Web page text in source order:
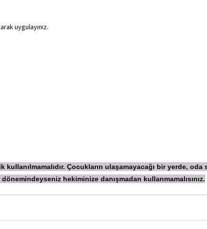
uygulayınız.
Çocukların ulaşamayacağı bir yerde, oda
hekiminize danışmadan kullanmamalısınız.